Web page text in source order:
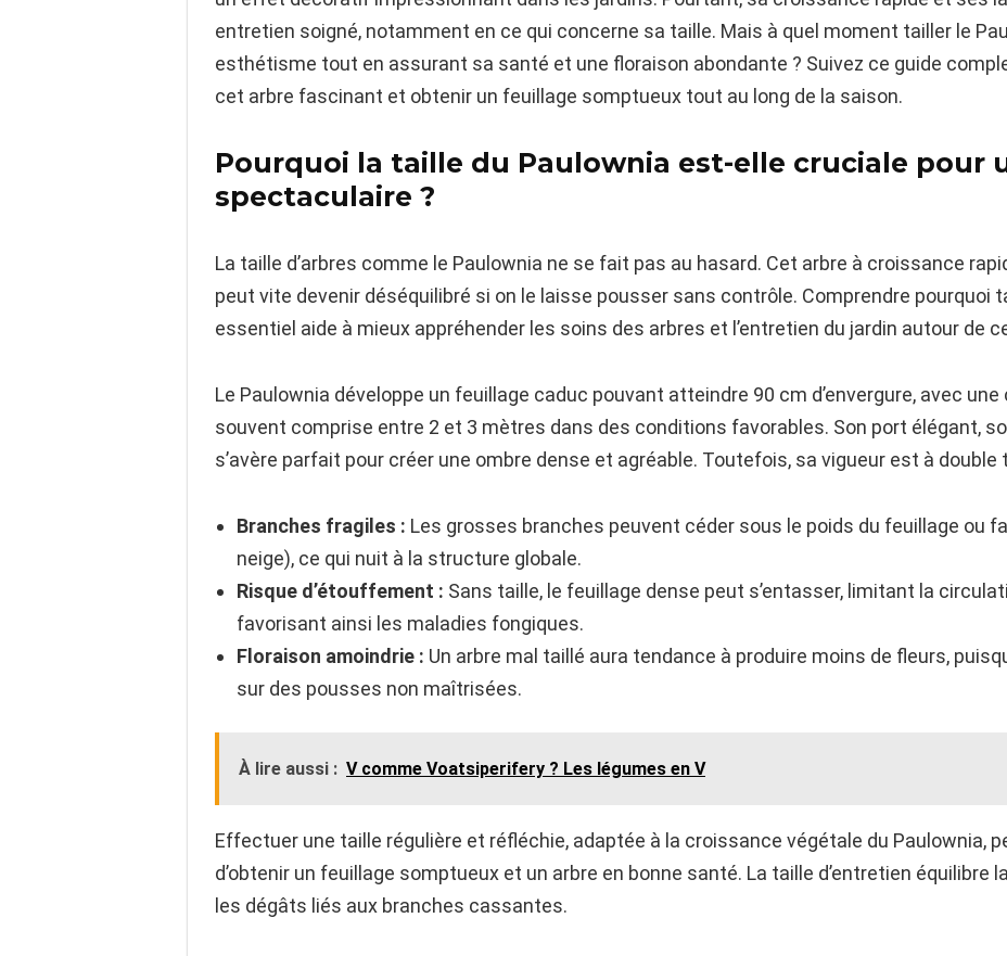
entretien soigné, notamment en ce qui concerne sa taille. Mais à quel moment tailler le
esthétisme tout en assurant sa santé et une floraison abondante ? Suivez ce guide
cet arbre fascinant et obtenir un feuillage somptueux tout au long de la saison.
Pourquoi la taille du Paulownia est-elle cruciale pour
spectaculaire ?
La taille d’arbres comme le Paulownia ne se fait pas au hasard. Cet arbre à croissance
peut vite devenir déséquilibré si on le laisse pousser sans contrôle. Comprendre pourquoi
essentiel aide à mieux appréhender les soins des arbres et l’entretien du jardin autour de
Le Paulownia développe un feuillage caduc pouvant atteindre 90 cm d’envergure, avec
souvent comprise entre 2 et 3 mètres dans des conditions favorables. Son port élégant,
s’avère parfait pour créer une ombre dense et agréable. Toutefois, sa vigueur est à double
Branches fragiles : Les grosses branches peuvent céder sous le poids du feuillage ou
neige), ce qui nuit à la structure globale.
Risque d’étouffement : Sans taille, le feuillage dense peut s’entasser, limitant la
favorisant ainsi les maladies fongiques.
Floraison amoindrie : Un arbre mal taillé aura tendance à produire moins de fleurs,
sur des pousses non maîtrisées.
À lire aussi : V comme Voatsiperifery ? Les légumes en V
Effectuer une taille régulière et réfléchie, adaptée à la croissance végétale du Paulownia,
d’obtenir un feuillage somptueux et un arbre en bonne santé. La taille d’entretien équilibre
les dégâts liés aux branches cassantes.